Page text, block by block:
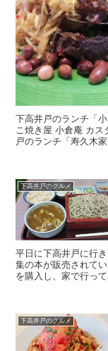
下高井戸のランチ「小倉庵」 京王線下高井戸駅近
こ焼き屋 小倉庵 カス
戸のランチ「寿久木家」 下高井戸駅から数分のそば屋「寿
下高井戸のグルメ
平日に下高井戸に行
集の本が販売されて
を購入し、家で行っ
下高井戸のグルメ